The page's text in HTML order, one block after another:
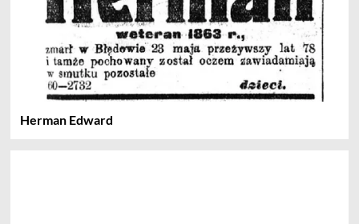
Herman Edward